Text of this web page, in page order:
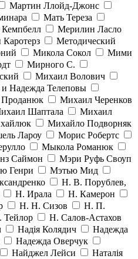
Мартин Ллойд-Джонс
Мать Тереза
Мерилин Ласло
Методический
Микола Сокол
Мими
Мирного С.
Михаил Волович
Надежда Телеповы
Михаил Черенков
Шаптала
Михаил
Михайло Подворняк
Лароу
Морис Робертс
Мыкола Романюк
Саймон
Мэри Руфь Своуп
Генри
Мэтью Мид
Н. В. Порублев,
Н. Ирала
Н. Камерон
Н. Н. Сизов
Н. П.
Н. Салов-Астахов
Надія Колядич
Надежда
Надежда Оверчук
Найджел Лейси
Наталія